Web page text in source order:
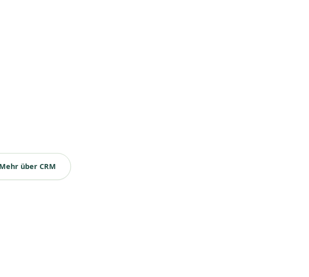
Mehr über CRM